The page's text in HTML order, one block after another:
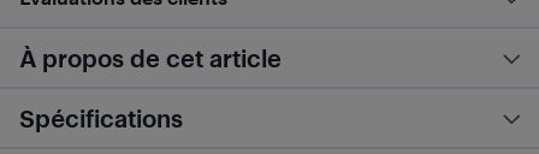
À propos de cet article
Spécifications